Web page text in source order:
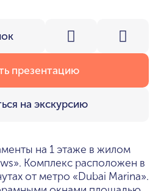
на экскурсию
презентацию
Комплекс расположен в
от метро «Dubai Marina».